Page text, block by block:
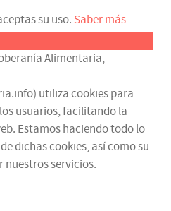
su uso. Saber más
Alimentaria,
utiliza cookies para
usuarios, facilitando la
Estamos haciendo todo lo
dichas cookies, así como su
servicios.